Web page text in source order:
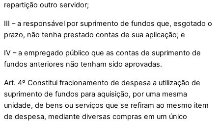
repartição outro servidor;
III – a responsável por suprimento de fundos que, esgotado o
prazo, não tenha prestado contas de sua aplicação; e
IV – a empregado público que as contas de suprimento de
fundos anteriores não tenham sido aprovadas.
Art. 4º Constitui fracionamento de despesa a utilização de
suprimento de fundos para aquisição, por uma mesma
unidade, de bens ou serviços que se refiram ao mesmo item
de despesa, mediante diversas compras em um único